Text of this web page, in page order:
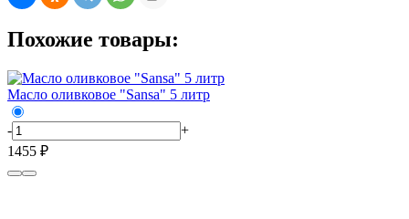
Похожие товары:
Масло оливковое "Sansa" 5 литр
-
+
1455 ₽